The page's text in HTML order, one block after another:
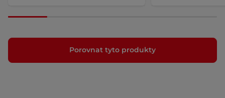
Porovnat tyto produkty